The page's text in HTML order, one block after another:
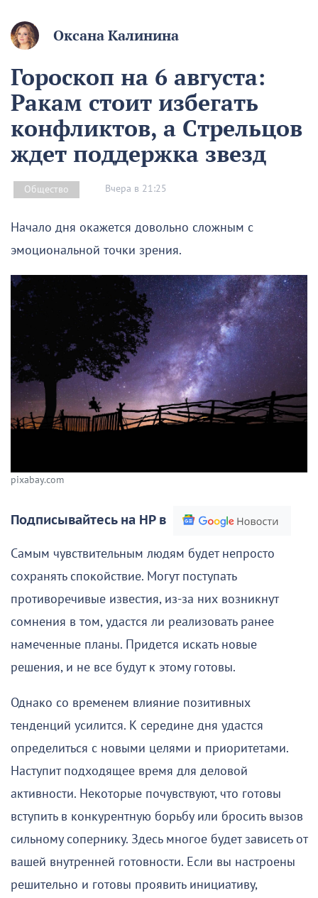
Оксана Калинина
Гороскоп на 6 августа:
Ракам стоит избегать
конфликтов, а Стрельцов
ждет поддержка звезд
Общество Вчера в 21:25
Начало дня окажется довольно сложным с
эмоциональной точки зрения.
pixabay.com
Подписывайтесь на НР в
Самым чувствительным людям будет непросто
сохранять спокойствие. Могут поступать
противоречивые известия, из-за них возникнут
сомнения в том, удастся ли реализовать ранее
намеченные планы. Придется искать новые
решения, и не все будут к этому готовы.
Однако со временем влияние позитивных
тенденций усилится. К середине дня удастся
определиться с новыми целями и приоритетами.
Наступит подходящее время для деловой
активности. Некоторые почувствуют, что готовы
вступить в конкурентную борьбу или бросить вызов
сильному сопернику. Здесь многое будет зависеть от
вашей внутренней готовности. Если вы настроены
решительно и готовы проявить инициативу,